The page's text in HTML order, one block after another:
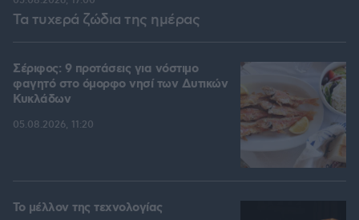
Τα τυχερά ζώδια της ημέρας
Σέριφος: 9 προτάσεις για νόστιμο
φαγητό στο όμορφο νησί των Δυτικών
Κυκλάδων
05.08.2026, 11:20
Το μέλλον της τεχνολογίας